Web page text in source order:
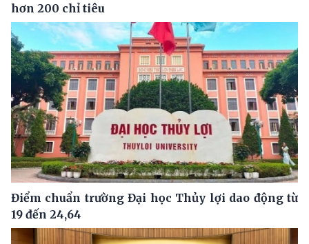
hơn 200 chỉ tiêu
Điểm chuẩn trường Đại học Thủy lợi dao động từ
19 đến 24,64